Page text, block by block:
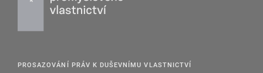
PROSAZOVÁNÍ PRÁV K DUŠEVNÍMU VLASTNICTVÍ